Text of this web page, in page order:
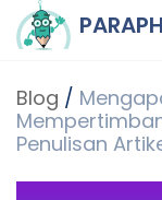
Blog /
Penulisan